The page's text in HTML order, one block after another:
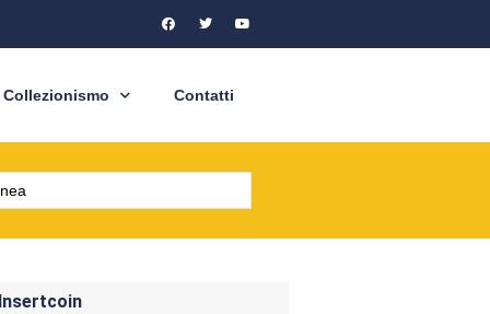
Collezionismo Contatti